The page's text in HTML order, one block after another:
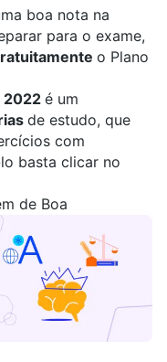
boa nota na
para o exame,
o Plano
2022 é um
de estudo, que
com
basta clicar no
de Boa